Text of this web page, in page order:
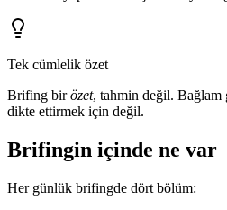
Tek cümlelik özet
Brifing birözet, tahmin değil. Bağlam
dikte ettirmek için değil.
Brifingin içinde ne var
Her günlük brifingde dört bölüm: